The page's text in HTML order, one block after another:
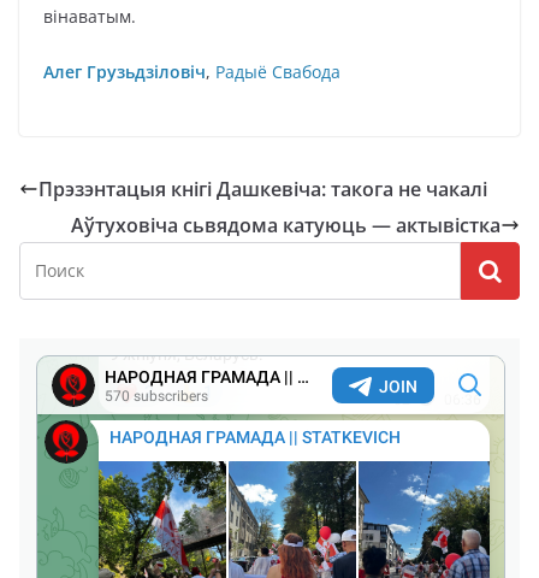
вінаватым.
Алег Грузьдзіловіч, Радыё Свабода
Прэзэнтацыя кнігі Дашкевіча: такога не чакалі
Аўтуховіча сьвядома катуюць — актывістка